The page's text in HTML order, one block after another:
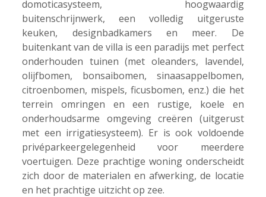
domoticasysteem, hoogwaardig
buitenschrijnwerk, een volledig uitgeruste
keuken, designbadkamers en meer. De
buitenkant van de villa is een paradijs met perfect
onderhouden tuinen (met oleanders, lavendel,
olijfbomen, bonsaibomen, sinaasappelbomen,
citroenbomen, mispels, ficusbomen, enz.) die het
terrein omringen en een rustige, koele en
onderhoudsarme omgeving creëren (uitgerust
met een irrigatiesysteem). Er is ook voldoende
privéparkeergelegenheid voor meerdere
voertuigen. Deze prachtige woning onderscheidt
zich door de materialen en afwerking, de locatie
en het prachtige uitzicht op zee.